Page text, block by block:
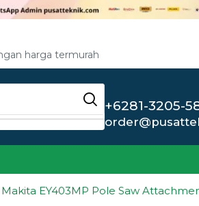
harga termurah
+6281-3205-
Makita EY403MP Pole Saw